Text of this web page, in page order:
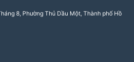
8, Phường Thủ Dầu Một, Thành phố Hồ